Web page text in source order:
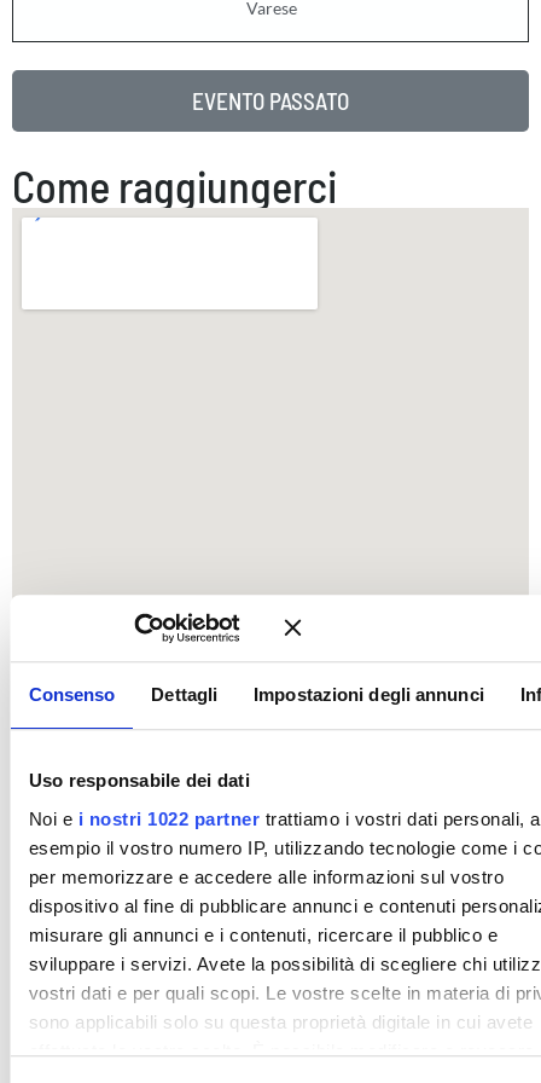
Consenso Dettagli Impostazioni degli annunci
Uso responsabile dei dati
Noi e i nostri 1022 partnertrattiamo i vostri dati personali,
esempio il vostro numero IP, utilizzando tecnologie come i
per memorizzare e accedere alle informazioni sul vostro
dispositivo al fine di pubblicare annunci e contenuti
misurare gli annunci e i contenuti, ricercare il pubblico e
sviluppare i servizi. Avete la possibilità di scegliere chi
vostri dati e per quali scopi. Le vostre scelte in materia di
sono applicabili solo su questa proprietà digitale in cui avete
effettuato le vostre scelte. È possibile modificare o revocare
Varese
EVENTO PASSATO
Come raggiungerci